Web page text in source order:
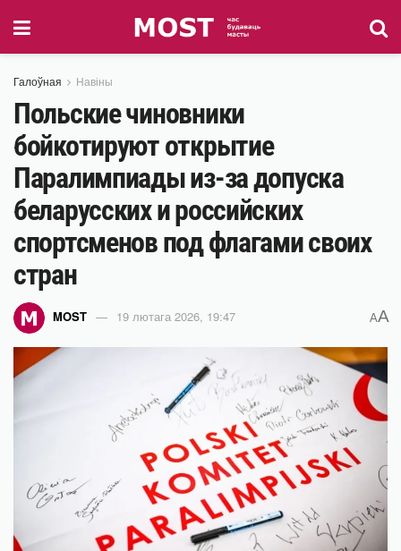
Галоўная Навіны
Польские чиновники
бойкотируют открытие
Паралимпиады из-за допуска
беларусских и российских
спортсменов под флагами своих
стран
MOST 19 лютага 2026, 19:47 AA